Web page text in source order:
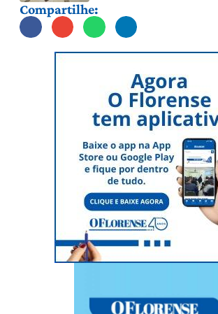
Compartilhe: